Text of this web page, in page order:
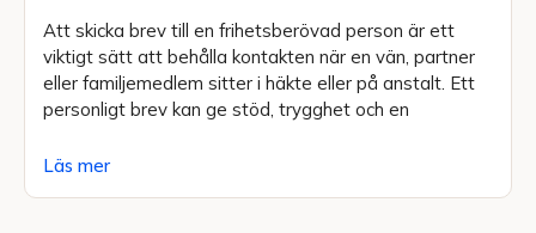
Att skicka brev till en frihetsberövad person är ett
viktigt sätt att behålla kontakten när en vän, partner
eller familjemedlem sitter i häkte eller på anstalt. Ett
personligt brev kan ge stöd, trygghet och en
Läs mer